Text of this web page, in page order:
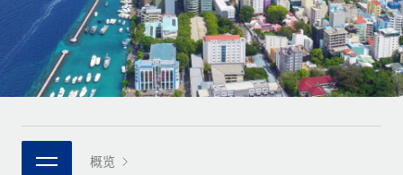
基础设施
Remote Embedded
将人力资源无缝融入工作流程
团队的内置核心人力资源功能
连接 新的
中型市场
通过定制化人力资源解决方案扩展团队
企业
与我们携手合作
研究与指引
案例研究
人力资源术语表
核对表和模板
职位描述库
Deutsch
Español
Italiano
Português (Portugal)
概览